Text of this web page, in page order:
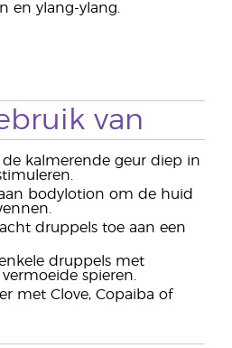
en ylang-ylang.
van
kalmerende geur diep in
bodylotion om de huid
druppels toe aan een
druppels met
spieren.
met Clove, Copaiba of